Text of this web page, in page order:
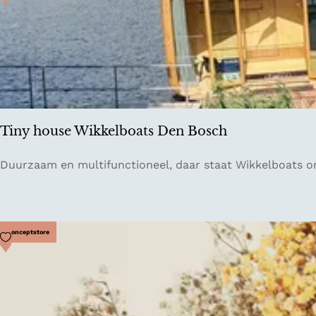
a
n
d
t
i
c
E
T
N
Tiny house Wikkelboats Den Bosch
T
h
o
Duurzaam en multifunctioneel, daar staat Wikkelboats
Conceptstore
Voeg toe als favoriet